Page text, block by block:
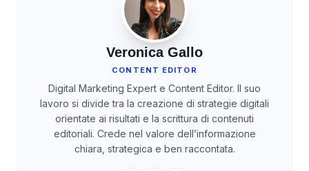
Veronica Gallo
CONTENT EDITOR
Digital Marketing Expert e Content Editor. Il suo
lavoro si divide tra la creazione di strategie digitali
orientate ai risultati e la scrittura di contenuti
editoriali. Crede nel valore dell’informazione
chiara, strategica e ben raccontata.